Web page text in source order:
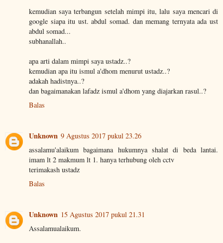
kemudian saya terbangun setelah mimpi itu, lalu saya mencari di
google siapa itu ust. abdul somad. dan memang ternyata ada ust
abdul somad...
subhanallah..
apa arti dalam mimpi saya ustadz..?
kemudian apa itu ismul a'dhom menurut ustadz..?
adakah hadistnya..?
dan bagaimanakan lafadz ismul a'dhom yang diajarkan rasul..?
Balas
Unknown 9 Agustus 2017 pukul 23.26
assalamu'alaikum bagaimana hukumnya shalat di beda lantai.
imam lt 2 makmum lt 1. hanya terhubung oleh cctv
terimakash ustadz
Balas
Unknown 15 Agustus 2017 pukul 21.31
Assalamualaikum.